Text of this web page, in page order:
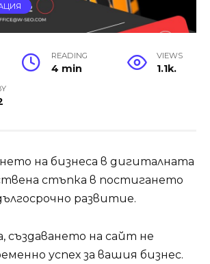
READING
4 min
VIEWS
1.1k.
на бизнеса в дигиталната
стъпка в постигането
развитие.
създаването на сайт не
успех за вашия бизнес.